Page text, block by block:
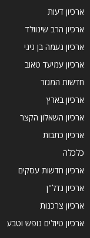
ארכיון דעות
ארכיון הרב שינוולד
ארכיון נעמה בן גיגי
ארכיון עמיעד טאוב
חדשות המגזר
ארכיון בארץ
ארכיון השאלון הקצר
ארכיון כתבות
כלכלה
ארכיון חדשות עסקים
ארכיון נדל''ן
ארכיון צרכנות
ארכיון טיולים נופש וטבע